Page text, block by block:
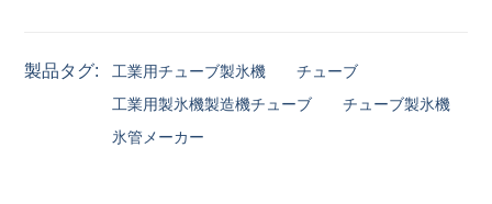
製品タグ: 工業用チューブ製氷機
チューブ
工業用製氷機製造機チューブ
チューブ製氷機
氷管メーカー